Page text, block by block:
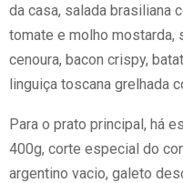
da casa, salada brasiliana
tomate e molho mostarda,
cenoura, bacon crispy,
linguiça toscana grelhada
Para o prato principal, há
400g, corte especial do
argentino vacio, galeto